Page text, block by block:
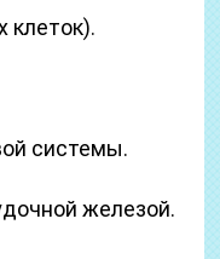
клеток).
системы.
железой.